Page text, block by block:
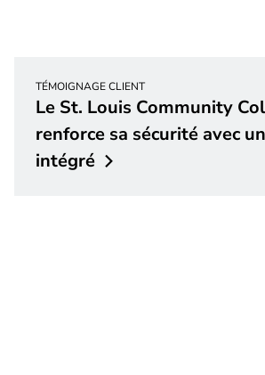
TÉMOIGNAGE CLIENT
Le St. Louis Community
renforce sa sécurité avec
intégré